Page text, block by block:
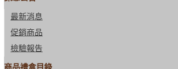
最新消息
促銷商品
檢驗報告
商品禮盒目錄